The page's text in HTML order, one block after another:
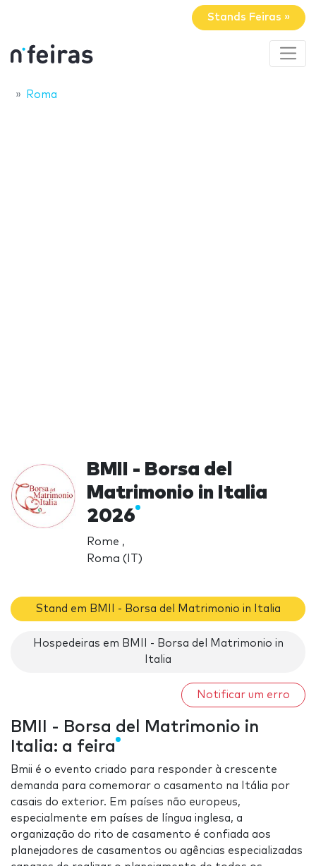
Stands Feiras »
Roma
BMII - Borsa del
Matrimonio in Italia
2026
Rome ,
Roma (IT)
Stand em BMII - Borsa del Matrimonio in Italia
Hospedeiras em BMII - Borsa del Matrimonio in
Italia
Notificar um erro
BMII - Borsa del Matrimonio in
Italia: a feira
Bmii é o evento criado para responder à crescente
demanda para comemorar o casamento na Itália por
casais do exterior. Em países não europeus,
especialmente em países de língua inglesa, a
organização do rito de casamento é confiada aos
planejadores de casamentos ou agências especializadas